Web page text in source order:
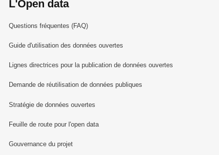
L'Open data
Questions fréquentes (FAQ)
Guide d'utilisation des données ouvertes
Lignes directrices pour la publication de données ouvertes
Demande de réutilisation de données publiques
Stratégie de données ouvertes
Feuille de route pour l'open data
Gouvernance du projet